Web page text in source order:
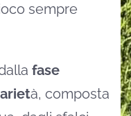
sempre
fase
à, composta